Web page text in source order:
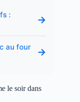
:
→
au four
→
le soir dans